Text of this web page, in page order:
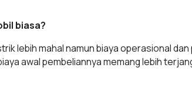
biasa?
lebih mahal namun biaya operasional
awal pembeliannya memang lebih